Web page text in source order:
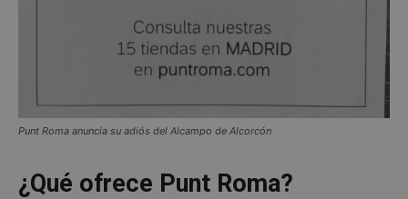
Punt Roma anuncia su adiós del Alcampo de Alcorcón
¿Qué ofrece Punt Roma?